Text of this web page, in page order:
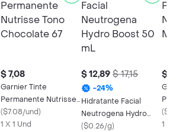
$ 7,08
Garnier Tinte
Permanente Nutrisse
Tono Chocolate 67
($7.08/und)
1 X 1 Und
$ 12,89 $ 17,15
-24%
Hidratante Facial
Neutrogena Hydro
Boost 50 mL
($0.26/g)
$
(
1 x